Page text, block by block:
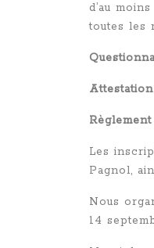
d’au
toutes les
Attestation
Les
Pagnol,
Nous
14